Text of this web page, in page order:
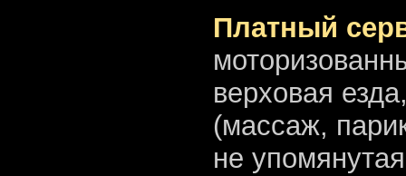
Платный
верховая
(массаж,
не